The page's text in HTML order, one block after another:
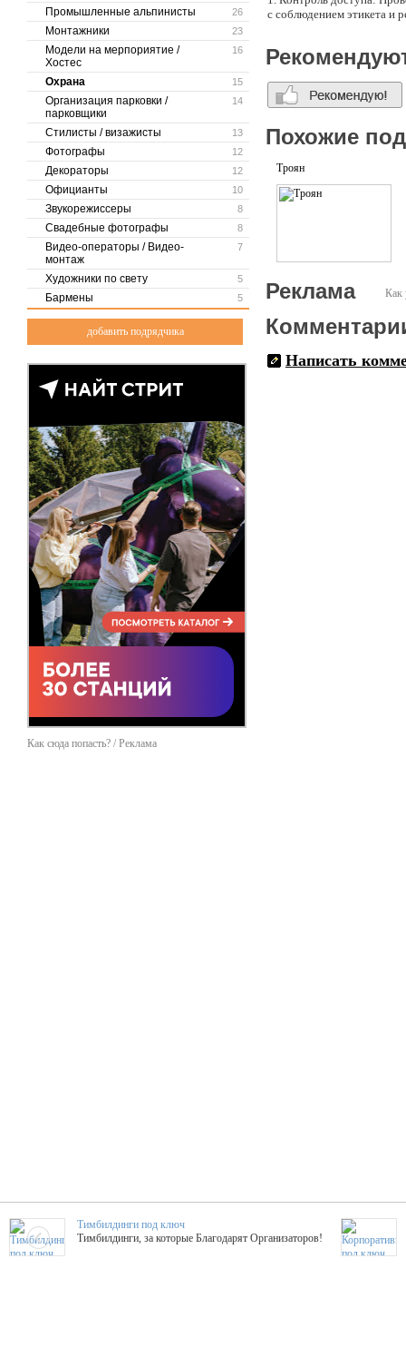
26
Промышленные альпинисты
23
Монтажники
16
Модели на мерпориятие /
Хостес
15
Охрана
14
Организация парковки /
парковщики
13
Стилисты / визажисты
12
Фотографы
12
Декораторы
10
Официанты
8
Звукорежиссеры
8
Свадебные фотографы
7
Видео-операторы / Видео-
монтаж
5
Художники по свету
5
Бармены
добавить подрядчика
Как сюда попасть? / Реклама
с соблюдением этикета и
3. Работа с гостями:
конфликты дискретно и
4. Предотвращение
массовых мероприятиях
Мы предоставляем
профессионалы,
Похожие
Троян
Как
Реклама
Написать
Тимбилдинги под ключ
Тимбилдинги, за которые Благодарят Организаторов!